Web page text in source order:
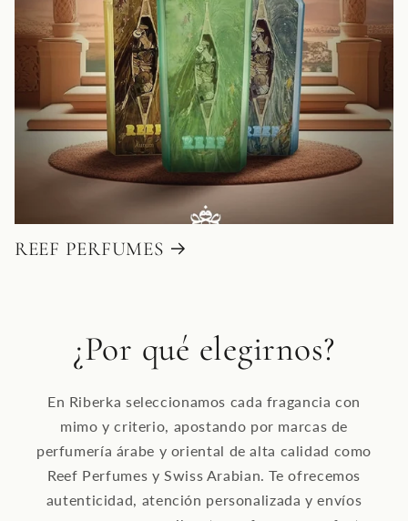
REEF PERFUMES
¿Por qué elegirnos?
En Riberka seleccionamos cada fragancia con
mimo y criterio, apostando por marcas de
perfumería árabe y oriental de alta calidad como
Reef Perfumes y Swiss Arabian. Te ofrecemos
autenticidad, atención personalizada y envíos